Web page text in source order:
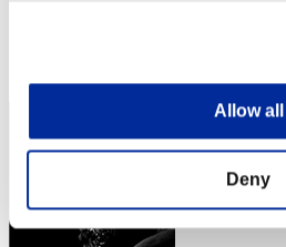
Allow all
Deny